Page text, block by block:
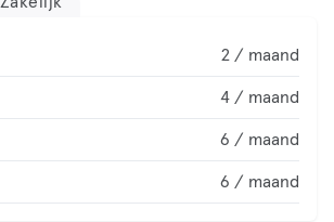
2 / maand
4 / maand
6 / maand
6 / maand